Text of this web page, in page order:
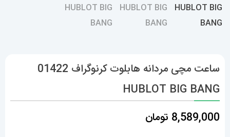
ساعت مچی مردانه هابلوت کرنوگراف 01422
HUBLOT BIG BANG
8,589,000 تومان